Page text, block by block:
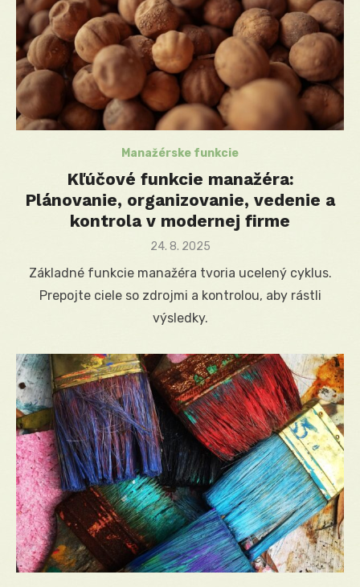
Manažérske funkcie
Kľúčové funkcie manažéra:
Plánovanie, organizovanie, vedenie a
kontrola v modernej firme
Posted
24. 8. 2025
Základné funkcie manažéra tvoria ucelený cyklus.
Prepojte ciele so zdrojmi a kontrolou, aby rástli
výsledky.